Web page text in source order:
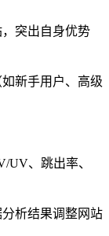
突出自身优势
新手用户、高级
UV、跳出率、
析结果调整网站